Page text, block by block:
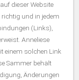
dieser Website
und in jedem
(Links),
Anneliese
einem solchen Link
Sammer behält
Änderungen